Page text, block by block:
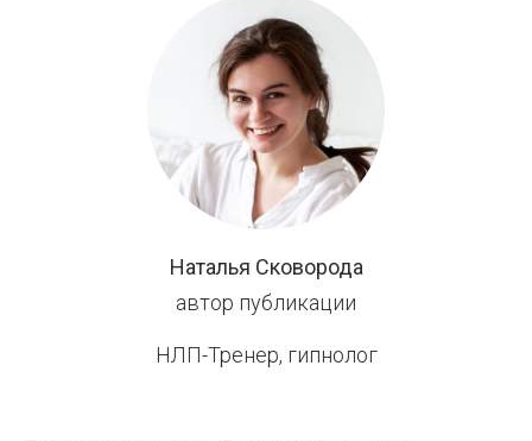
приносящие
результата...
Наталья Сковорода
автор публикации
НЛП-Тренер, гипнолог